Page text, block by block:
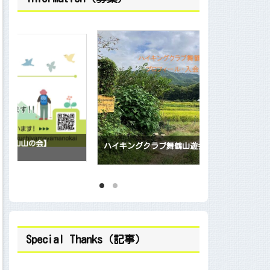
ハイキングクラブ舞鶴山遊会 入会案内
Special Thanks（記事）